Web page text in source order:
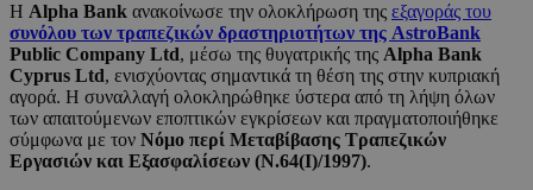
Η Alpha Bank ανακοίνωσε την ολοκλήρωση της εξαγοράς του
συνόλου των τραπεζικών δραστηριοτήτων της AstroBank
Public Company Ltd, μέσω της θυγατρικής της Alpha Bank
Cyprus Ltd, ενισχύοντας σημαντικά τη θέση της στην κυπριακή
αγορά. Η συναλλαγή ολοκληρώθηκε ύστερα από τη λήψη όλων
των απαιτούμενων εποπτικών εγκρίσεων και πραγματοποιήθηκε
σύμφωνα με τον Νόμο περί Μεταβίβασης Τραπεζικών
Εργασιών και Εξασφαλίσεων (N.64(Ι)/1997).